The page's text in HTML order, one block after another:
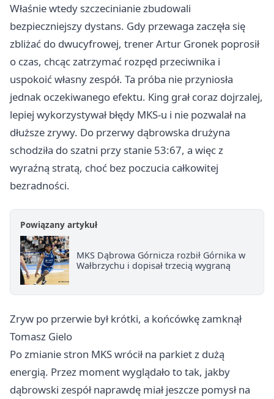
Właśnie wtedy szczecinianie zbudowali
bezpieczniejszy dystans. Gdy przewaga zaczęła się
zbliżać do dwucyfrowej, trener Artur Gronek poprosił
o czas, chcąc zatrzymać rozpęd przeciwnika i
uspokoić własny zespół. Ta próba nie przyniosła
jednak oczekiwanego efektu. King grał coraz dojrzalej,
lepiej wykorzystywał błędy MKS-u i nie pozwalał na
dłuższe zrywy. Do przerwy dąbrowska drużyna
schodziła do szatni przy stanie 53:67, a więc z
wyraźną stratą, choć bez poczucia całkowitej
bezradności.
Powiązany artykuł
MKS Dąbrowa Górnicza rozbił Górnika w
Wałbrzychu i dopisał trzecią wygraną
Zryw po przerwie był krótki, a końcówkę zamknął
Tomasz Gielo
Po zmianie stron MKS wrócił na parkiet z dużą
energią. Przez moment wyglądało to tak, jakby
dąbrowski zespół naprawdę miał jeszcze pomysł na